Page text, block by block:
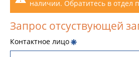
наличии. Обратитесь в отдел
Запрос отсуствующей
Контактное лицо